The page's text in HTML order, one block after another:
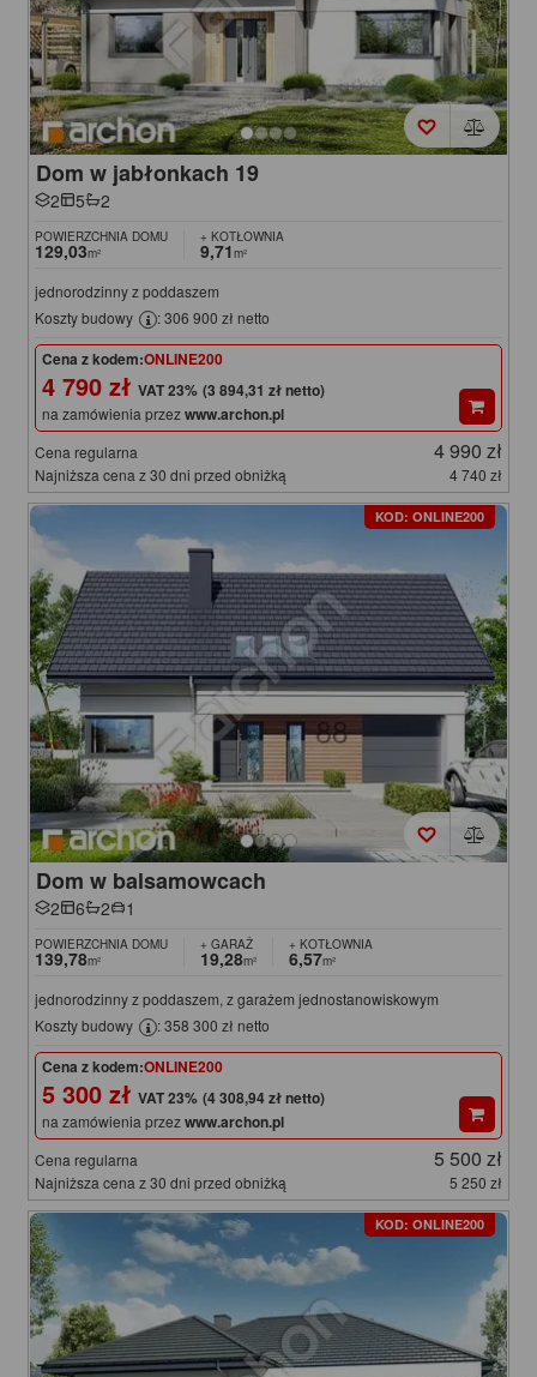
Dom w jabłonkach 19
2 5 2
POWIERZCHNIA DOMU
129,03m²
+ KOTŁOWNIA
9,71m²
jednorodzinny z poddaszem
Koszty budowy
: 306 900 zł netto
Cena z kodem:ONLINE200
4 790 zł (3 894,31 zł netto)
na zamówienia przezwww.archon.pl
Cena regularna 4 990 zł
Najniższa cena z 30 dni przed obniżką 4 740 zł
KOD: ONLINE200
Dom w balsamowcach
2 6 2 1
POWIERZCHNIA DOMU
139,78m²
+ GARAŻ
19,28m²
+ KOTŁOWNIA
6,57m²
jednorodzinny z poddaszem, z garażem jednostanowiskowym
Koszty budowy
: 358 300 zł netto
Cena z kodem:ONLINE200
5 300 zł (4 308,94 zł netto)
na zamówienia przezwww.archon.pl
Cena regularna 5 500 zł
Najniższa cena z 30 dni przed obniżką 5 250 zł
KOD: ONLINE200